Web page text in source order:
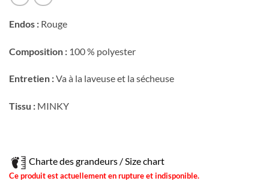
Endos : Rouge
Composition : 100 % polyester
Entretien :Va à la laveuse et la sécheuse
Tissu : MINKY
Charte des grandeurs / Size chart
Ce produit est actuellement en rupture et indisponible.